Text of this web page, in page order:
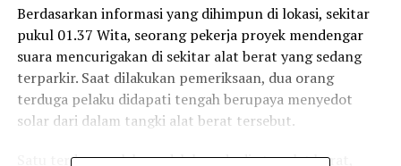
Berdasarkan informasi yang dihimpun di lokasi, sekitar
pukul 01.37 Wita, seorang pekerja proyek mendengar
suara mencurigakan di sekitar alat berat yang sedang
terparkir. Saat dilakukan pemeriksaan, dua orang
terduga pelaku didapati tengah berupaya menyedot
solar dari dalam tangki alat berat tersebut.
Satu terduga pelaku sudah berada di atas alat berat,